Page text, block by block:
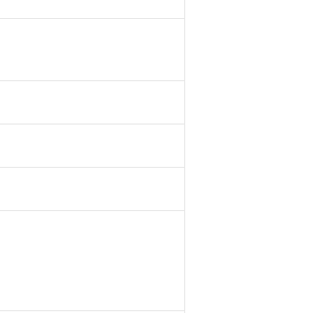
さい。
た製品に切り替える予定のある商品です。
対応の商品で、対応品を出す予定はありません。
応状況を調査中または確認中の商品です。
と関係のない商品です。
、含有品と判明した場合などやむを得ず変更すること